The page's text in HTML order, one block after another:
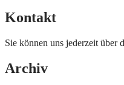
Kontakt
Sie können uns jederzeit über
Archiv